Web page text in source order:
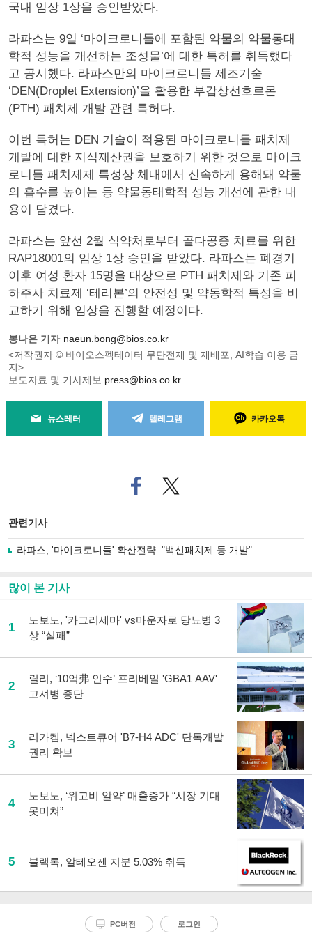
국내 임상 1상을 승인받았다.
라파스는 9일 ‘마이크로니들에 포함된 약물의 약물동태
학적 성능을 개선하는 조성물’에 대한 특허를 취득했다
고 공시했다. 라파스만의 마이크로니들 제조기술
‘DEN(Droplet Extension)’을 활용한 부갑상선호르몬
(PTH) 패치제 개발 관련 특허다.
이번 특허는 DEN 기술이 적용된 마이크로니들 패치제
개발에 대한 지식재산권을 보호하기 위한 것으로 마이크
로니들 패치제제 특성상 체내에서 신속하게 용해돼 약물
의 흡수를 높이는 등 약물동태학적 성능 개선에 관한 내
용이 담겼다.
라파스는 앞선 2월 식약처로부터 골다공증 치료를 위한
RAP18001의 임상 1상 승인을 받았다. 라파스는 폐경기
이후 여성 환자 15명을 대상으로 PTH 패치제와 기존 피
하주사 치료제 ‘테리본’의 안전성 및 약동학적 특성을 비
교하기 위해 임상을 진행할 예정이다.
봉나은 기자 naeun.bong@bios.co.kr
<저작권자 © 바이오스펙테이터 무단전재 및 재배포, AI학습 이용 금
지>
보도자료 및 기사제보 press@bios.co.kr
뉴스레터 텔레그램 카카오톡
페
이
로
기
기
트위
터로
관련기사
라파스, '마이크로니들' 확산전략.."백신패치제 등 개발"
많이 본 기사
1
노보노, '카그리세마' vs마운자로 당뇨병 3
상 “실패”
2
릴리, ‘10억弗 인수’ 프리베일 'GBA1 AAV'
고셔병 중단
3
리가켐, 넥스트큐어 'B7-H4 ADC' 단독개발
권리 확보
4
노보노, ‘위고비 알약’ 매출증가 “시장 기대
못미쳐”
5 블랙록, 알테오젠 지분 5.03% 취득
PC버전 로그인